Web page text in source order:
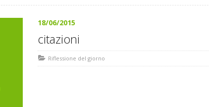
18/06/2015
citazioni
Riflessione del giorno